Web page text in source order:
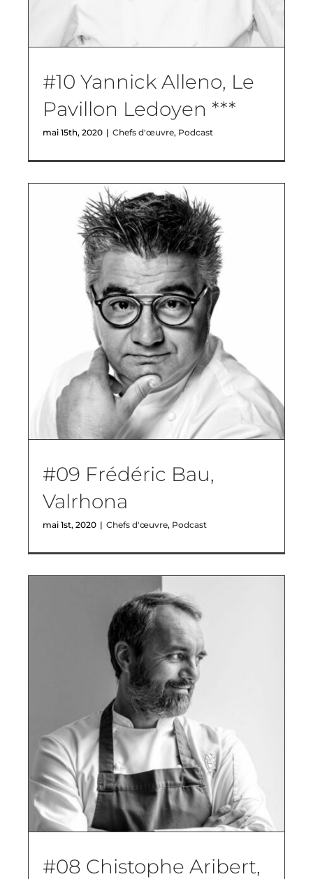
#10 Yannick Alleno, Le
Pavillon Ledoyen ***
mai 15th, 2020 | Chefs d'œuvre, Podcast
#09 Frédéric Bau,
Valrhona
mai 1st, 2020 | Chefs d'œuvre, Podcast
#08 Chistophe Aribert,